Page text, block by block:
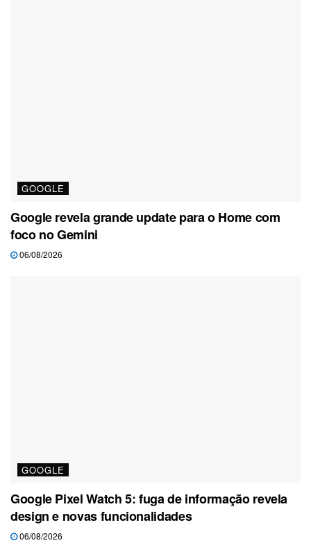
GOOGLE
Google revela grande update para o Home com
foco no Gemini
06/08/2026
GOOGLE
Google Pixel Watch 5: fuga de informação revela
design e novas funcionalidades
06/08/2026